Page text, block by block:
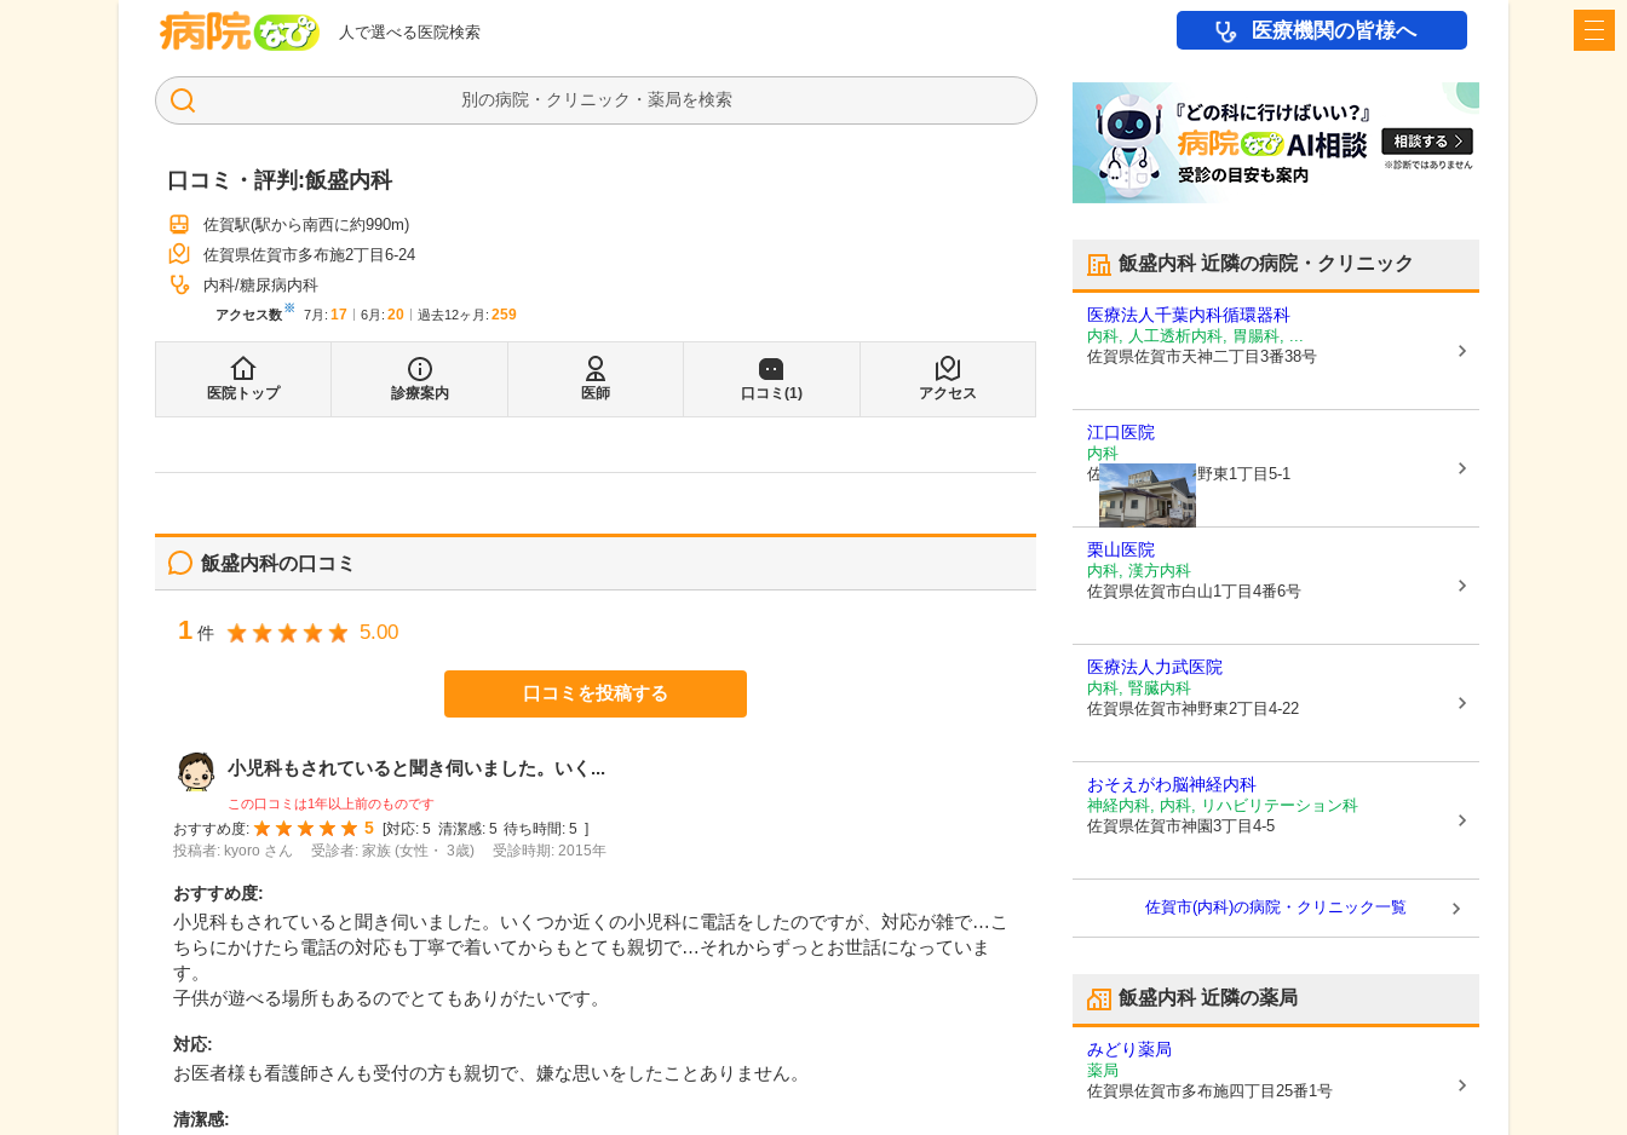
人で選べる医院検索
病院なび 医療機関の皆様へ
検索
口コミ・評判:飯盛内科
佐賀駅(駅から南西に約990m)
佐賀県佐賀市多布施2丁目6-24
内科 糖尿病内科
アクセス数※ 7月 : 17 6月 : 20 過去12ヶ月: 259
医院トップ 診療案内 医師 口コミ(1) アクセス
飯盛内科の口コミ
1 件 5.00
口コミを投稿する
小児科もされていると聞き伺いました。いく...
この口コミは1年以上前のものです
おすすめ度:
5 [対応: 5 清潔感: 5 待ち時間: 5 ]
投稿者: kyoro さん
受診者: 家族 (女性・ 3歳) 受診時期: 2015年
おすすめ度:
小児科もされていると聞き伺いました。いくつか近くの小児科に電話をしたのですが、対応が雑で…こ
ちらにかけたら電話の対応も丁寧で着いてからもとても親切で…それからずっとお世話になっていま
す。
子供が遊べる場所もあるのでとてもありがたいです。
対応:
お医者様も看護師さんも受付の方も親切で、嫌な思いをしたことありません。
清潔感:
飯盛内科近隣の病院・クリニック
医療法人千葉内科循環器科
内科, 人工透析内科, 胃腸科, ...
佐賀県佐賀市天神二丁目3番38号
江口医院
内科
佐賀県佐賀市神野東1丁目5-1
栗山医院
内科, 漢方内科
佐賀県佐賀市白山1丁目4番6号
医療法人 力武医院
内科, 腎臓内科
佐賀県佐賀市神野東2丁目4-22
おそえがわ脳神経内科
神経内科, 内科, リハビリテーション科
佐賀県佐賀市神園3丁目4-5
佐賀市(内科)の病院・クリニック一覧
飯盛内科近隣の薬局
みどり薬局
薬局
佐賀県佐賀市多布施四丁目25番1号